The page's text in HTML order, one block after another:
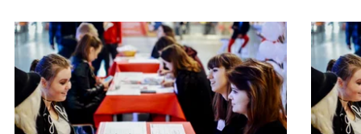
Ta sekcja zawiera treści przewijane w poziomie. Użyj